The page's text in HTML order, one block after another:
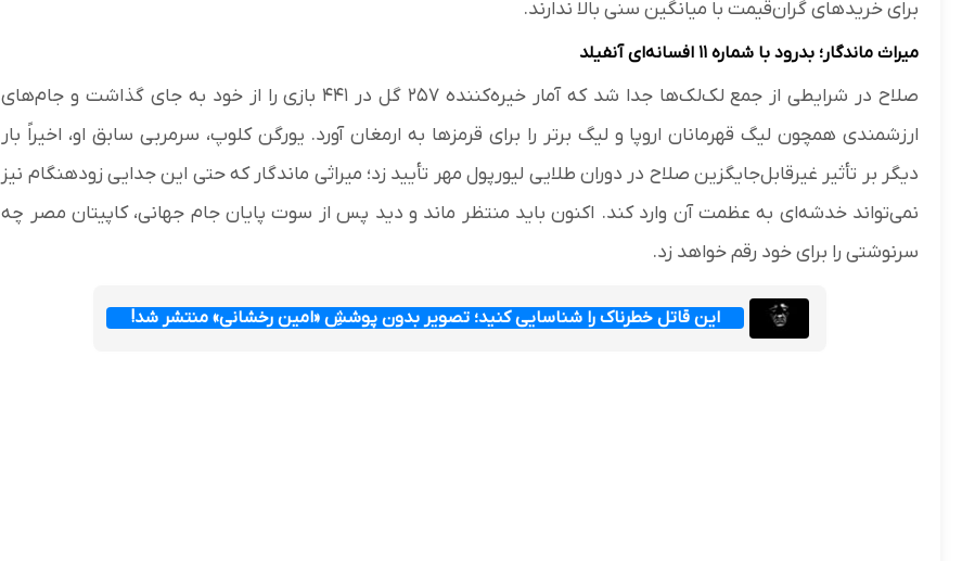
برای خریدهای گران‌قیمت با میانگین سنی بالا ندارند.
میراث ماندگار؛ بدرود با شماره ۱۱ افسانه‌ای آنفیلد
صلاح در شرایطی از جمع لک‌لک‌ها جدا شد که آمار خیره‌کننده ۲۵۷ گل در ۴۴۱ بازی را از خود به جای گذاشت و جام‌های
ارزشمندی همچون لیگ قهرمانان اروپا و لیگ برتر را برای قرمزها به ارمغان آورد. یورگن کلوپ، سرمربی سابق او، اخیراً بار
دیگر بر تأثیر غیرقابل‌جایگزین صلاح در دوران طلایی لیورپول مهر تأیید زد؛ میراثی ماندگار که حتی این جدایی زودهنگام نیز
نمی‌تواند خدشه‌ای به عظمت آن وارد کند. اکنون باید منتظر ماند و دید پس از سوت پایان جام جهانی، کاپیتان مصر چه
سرنوشتی را برای خود رقم خواهد زد.
این قاتل خطرناک را شناسایی کنید؛ تصویر بدون پوششِ «امین رخشانی» منتشر شد!